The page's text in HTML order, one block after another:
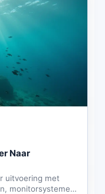
Naar
uitvoering met
monitorsystemen